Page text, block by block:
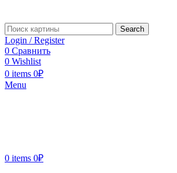
Search
Login / Register
0 Сравнить
0 Wishlist
0 items 0₽
Menu
0 items 0₽